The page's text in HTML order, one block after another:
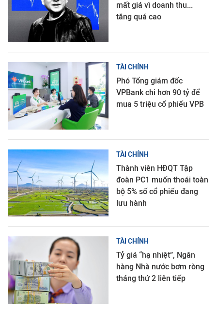
mất giá vì doanh thu...
tăng quá cao
TÀI CHÍNH
Phó Tổng giám đốc
VPBank chi hơn 90 tỷ để
mua 5 triệu cổ phiếu VPB
TÀI CHÍNH
Thành viên HĐQT Tập
đoàn PC1 muốn thoái toàn
bộ 5% số cổ phiếu đang
lưu hành
TÀI CHÍNH
Tỷ giá “hạ nhiệt”, Ngân
hàng Nhà nước bơm ròng
tháng thứ 2 liên tiếp